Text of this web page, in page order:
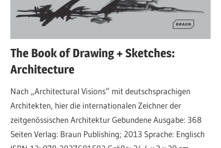
The Book of Drawing + Sketches:
Architecture
Nach „Architectural Visions“ mit deutschsprachigen
Architekten, hier die internationalen Zeichner der
zeitgenössischen Architektur Gebundene Ausgabe: 368
Seiten Verlag: Braun Publishing; 2013 Sprache: Englisch